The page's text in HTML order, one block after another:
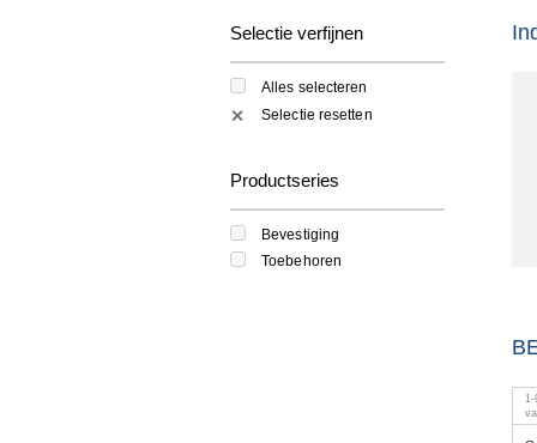
Selectie verfijnen
Alles selecteren
✕ Selectie resetten
Productseries
Bevestiging
Toebehoren
1-